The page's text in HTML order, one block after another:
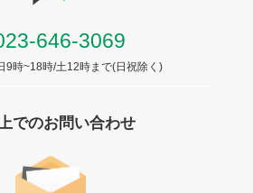
646-3069
9時~18時/土12時まで(日祝除く)
でのお問い合わせ